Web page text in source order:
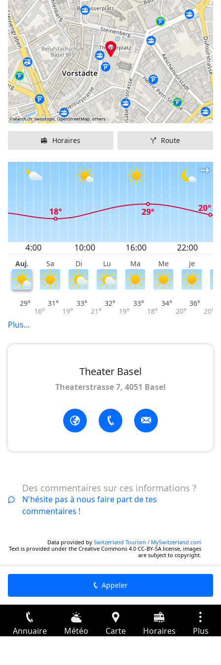
dans tous les genres artistiques.
Horaires Route
Auj. Sa Di Lu Ma Me Je
29°
16°
31°
19°
33°
21°
32°
19°
33°
18°
34°
20°
36°
20°
Plus...
Theater Basel
Theaterstrasse 7, 4051 Basel
Des commentaires sur ces informations ?
N'hésite pas à nous faire part de tes
commentaires !
Data provided by Switzerland Tourism / MySwitzerland.com
Text is provided under the Creative Commons 4.0 CC-BY-SA license, images
are subject to copyright.
Appeler
Annuaire Météo Carte Horaires Plus